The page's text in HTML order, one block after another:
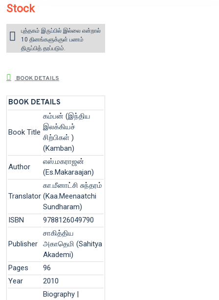
Stock
புத்தகம் இருப்பில் இல்லை என்றால்
10 தினங்களுக்குள் பணம்
திருப்பித் தரப்படும்.
BOOK DETAILS
BOOK DETAILS
Book Title
கம்பன் (இந்திய
இலக்கியச்
சிற்பிகள் )
(Kamban)
Author
எஸ்.மகராஜன்
(Es.Makaraajan)
Translator
கா.மீனாட்சி சுந்தரம்
(Kaa.Meenaatchi
Sundharam)
ISBN
9788126049790
Publisher
சாகித்திய
அகாதெமி (Sahitya
Akademi)
Pages
96
Year
2010
Biography |